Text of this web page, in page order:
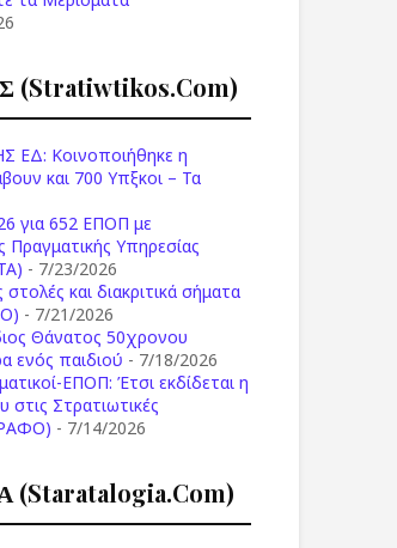
(stratiwtikos.com)
ΕΔ: Κοινοποιήθηκε η
και 700 Υπξκοι – Τα
για 652 ΕΠΟΠ με
Υπηρεσίας
- 7/23/2026
και διακριτικά σήματα
- 7/21/2026
Θάνατος 50χρονου
ενός παιδιού - 7/18/2026
ΕΠΟΠ: Έτσι εκδίδεται η
στις Στρατιωτικές
- 7/14/2026
(staratalogia.com)